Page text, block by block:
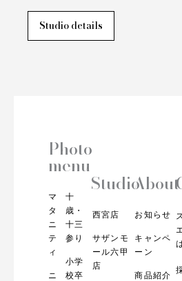
Studio details
Photo
menu
マ
タ
ニ
テ
ィ
ニ
十
歳・
十三
参り
小学
校卒
Studio
西宮店
サザンモ
ール六甲
店
About
お知らせ
キャンペ
ーン
商品紹介